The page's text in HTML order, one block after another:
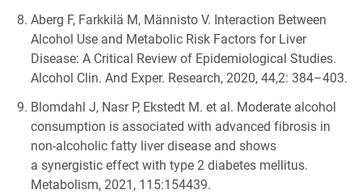
Aberg F, Farkkilä M, Männisto V. Interaction Between
Alcohol Use and Metabolic Risk Factors for Liver
Disease: A Critical Review of Epidemiological Studies.
Alcohol Clin. And Exper. Research, 2020, 44,2: 384–403.
Blomdahl J, Nasr P, Ekstedt M. et al. Moderate alcohol
consumption is associated with advanced fibrosis in
non-alcoholic fatty liver disease and shows
a synergistic effect with type 2 diabetes mellitus.
Metabolism, 2021, 115:154439.